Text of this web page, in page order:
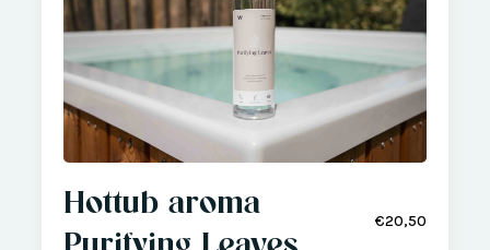
Hottub aroma
€20,50